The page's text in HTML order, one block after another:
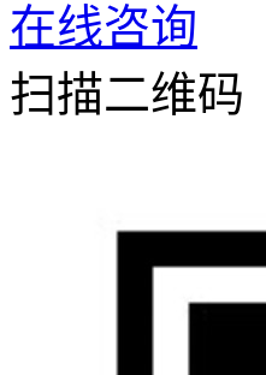
在线咨询
扫描二维码